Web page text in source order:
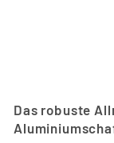
Das robuste